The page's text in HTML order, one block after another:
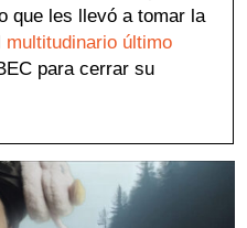
que les llevó a tomar la
multitudinario último
para cerrar su